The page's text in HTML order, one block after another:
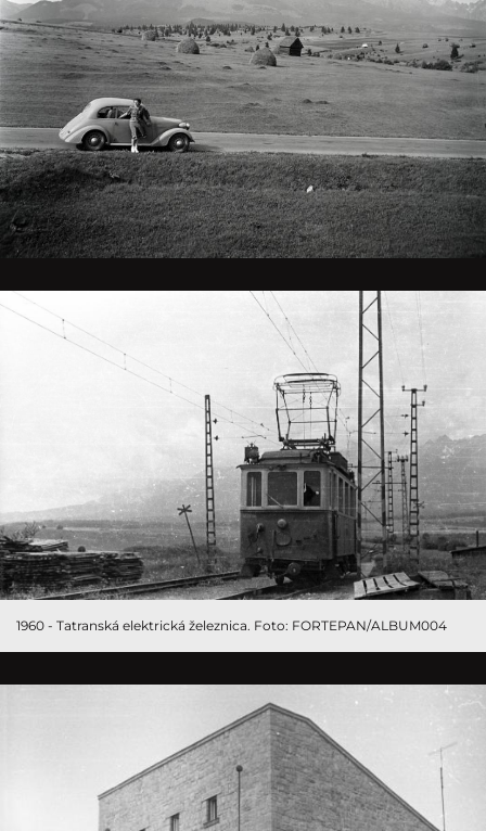
1960 - Tatranská elektrická železnica. Foto: FORTEPAN/ALBUM004